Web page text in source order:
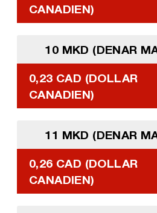
CANADIEN)
10 MKD (DENAR
0,23 CAD (DOLLAR
CANADIEN)
11 MKD (DENAR
0,26 CAD (DOLLAR
CANADIEN)